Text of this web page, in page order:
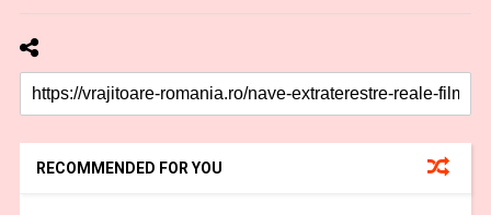
RECOMMENDED FOR YOU